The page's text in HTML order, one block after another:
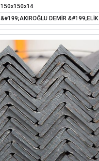
150x150x14
&#199;AKIROĞLU DEMİR &#199;ELİK